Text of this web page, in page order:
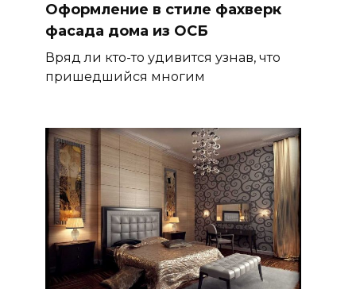
Оформление в стиле фахверк
фасада дома из ОСБ
Вряд ли кто-то удивится узнав, что
пришедшийся многим